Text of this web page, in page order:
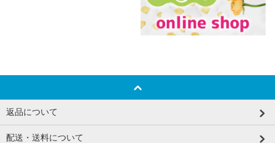
返品について
配送・送料について